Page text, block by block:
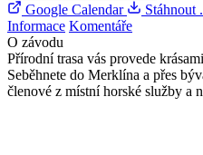
Google Calendar
Stáhnout
Informace Komentáře
O závodu
Přírodní trasa vás provede
Seběhnete do Merklína a přes
členové z místní horské služby a